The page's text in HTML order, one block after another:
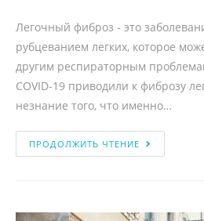
Легочный фиброз - это
рубцеванием легких, которое
другим респираторным
COVID-19 приводили к фиброзу
незнание того, что именно…
ПРОДОЛЖИТЬ ЧТЕНИЕ